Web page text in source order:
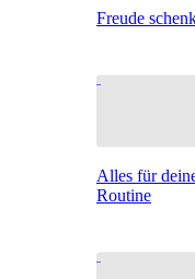
Freude
Alles für
Routine